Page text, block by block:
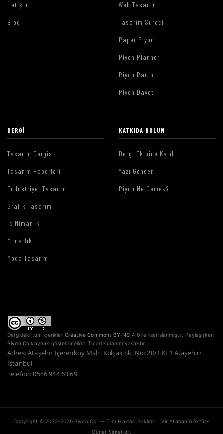
İletişim
Blog
Web Tasarımı
Tasarım Süreci
Paper Piyon
Piyon Planner
Piyon Radio
Piyon Davet
DERGI
Tasarım Dergisi
Tasarım Haberleri
Endüstriyel Tasarım
Grafik Tasarım
İç Mimarlık
Mimarlık
Moda Tasarım
KATKIDA BULUN
Dergi Ekibine Katıl
Yazı Gönder
Piyon Ne Demek?
Dergideki tüm içerikler Creative Commons BY-NC 4.0 ile lisanslanmıştır. Paylaşırken
Piyon.Co kaynak gösterilmelidir. Ticari kullanım yasaktır.
Adres: Ataşehir İçerenköy Mah. Kolçak Sk. No: 20/1 K: 1 Ataşehir/
İstanbul
Telefon: 0546 944 63 69
Copyright © 2022–2026 Piyon Co. — Tüm Hakları Saklıdır.
Bir Atahan Göktürk
Güner Şirketidir.